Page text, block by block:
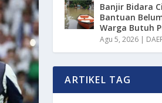
Banjir Bidara
Bantuan
Warga Butuh
Agu 5, 2026 |
ARTIKEL TAG